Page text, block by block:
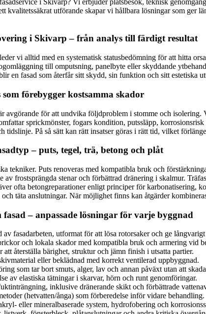
kvalitetssäkrat utförande skapar vi hållbara lösningar som
i Skivarp – från analys till färdigt resultat
vi alltid med en systematisk statusbedömning för att hitta
till omputsning, panelbyte eller skyddande
en fasad som återfår sitt skydd, sin funktion och sitt
förebygger kostsamma skador
avgörande för att undvika följdproblem i stomme och
sprickmönster, fogars kondition, putssläpp,
tidslinje. På så sätt kan rätt insatser göras i rätt tid, vilket
– puts, tegel, trä, betong och plåt
tekniker. Puts renoveras med kompatibla bruk och
frostsprängda stenar och förbättrad dränering i skalmur.
ofta betongreparationer enligt principer för karbonatisering,
täta anslutningar. När möjlighet finns kan åtgärder
– anpassade lösningar för varje byggnad
fasadarbeten, utformat för att lösa rotorsaker och ge långvarigt
och lokala skador med kompatibla bruk och armering vid
återställa bärighet, struktur och jämn finish i utsatta partier.
eller beklädnad med korrekt ventilerad uppbyggnad.
som tar bort smuts, alger, lav och annan påväxt utan att
av elastiska tätningar i skarvar, hörn och runt genomföringar.
inklusive dränerande skikt och förbättrade
(hetvatten/ånga) som förberedelse inför vidare behandling.
eller mineralbaserade system, hydrofobering och